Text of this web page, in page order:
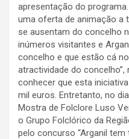
apresentação do
uma oferta de animação a
se ausentam do concelho
inúmeros visitantes e
concelho e que estão cá
atractividade do
conhecer que esta
mil euros. Entretanto, no
Mostra de Folclore Luso
o Grupo Folclórico da
pelo concurso “Arganil